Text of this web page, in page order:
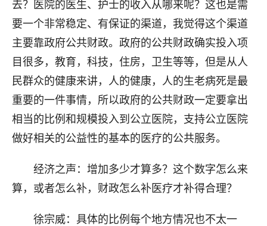
去？医院的医生、护士的收入从哪来呢？这也是需
要一个非常稳定、有保证的渠道，我觉得这个渠道
主要靠政府公共财政。政府的公共财政确实投入项
目很多，教育，科技，住房，卫生等等，但是从人
民群众的健康来讲，人的健康，人的生老病死是最
重要的一件事情，所以政府的公共财政一定要拿出
相当的比例和规模投入到公立医院，支持公立医院
做好相关的公益性的基本的医疗的公共服务。
经济之声：增加多少才算多？这个数字怎么来
算，或者怎么补，财政怎么补医疗才补得合理？
徐宗威：具体的比例每个地方情况也不太一